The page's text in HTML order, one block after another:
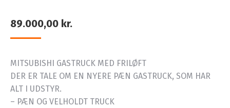
89.000,00 kr.
MITSUBISHI GASTRUCK MED FRILØFT
DER ER TALE OM EN NYERE PÆN GASTRUCK, SOM HAR
ALT I UDSTYR.
– PÆN OG VELHOLDT TRUCK